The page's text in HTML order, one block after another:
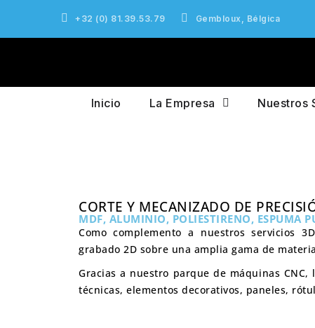
+32 (0) 81.39.53.79 Gembloux, Bélgica
Inicio La Empresa Nuestros
CORTE Y MECANIZADO DE
MDF, ALUMINIO, POLIESTIRENO, ESPUMA
Como complemento a nuestros servicios
grabado 2D sobre una amplia gama de
Gracias a nuestro parque de máquinas
técnicas, elementos decorativos, paneles,